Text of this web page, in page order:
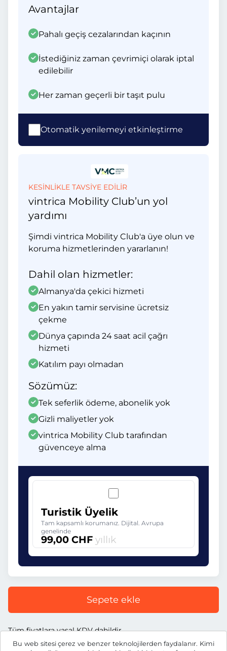
Bu web sitesi çerez ve benzer teknolojilerden faydalanır. Kimi
Avantajlar
Pahalı geçiş cezalarından kaçının
İstediğiniz zaman çevrimiçi olarak iptal
edilebilir
Her zaman geçerli bir taşıt pulu
Otomatik yenilemeyi etkinleştirme
KESİNLİKLE TAVSİYE EDİLİR
vintrica Mobility Club’un yol
yardımı
Şimdi vintrica Mobility Club'a üye olun ve
koruma hizmetlerinden yararlanın!
Dahil olan hizmetler:
Almanya'da çekici hizmeti
En yakın tamir servisine ücretsiz
çekme
Dünya çapında 24 saat acil çağrı
hizmeti
Katılım payı olmadan
Sözümüz:
Tek seferlik ödeme, abonelik yok
Gizli maliyetler yok
vintrica Mobility Club tarafından
güvenceye alma
Turistik Üyelik
Tam kapsamlı korumanız. Dijital. Avrupa
genelinde
99,00 CHF yıllık
Sepete ekle
Tüm fiyatlara yasal KDV dahildir.